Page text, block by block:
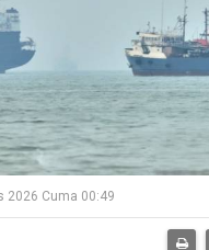
2026 Cuma 00:49